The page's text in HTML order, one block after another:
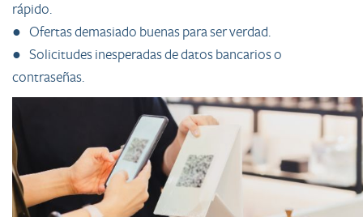
rápido.
● Ofertas demasiado buenas para ser verdad.
● Solicitudes inesperadas de datos bancarios o
contraseñas.